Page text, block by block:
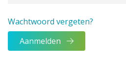
Wachtwoord vergeten?
Aanmelden